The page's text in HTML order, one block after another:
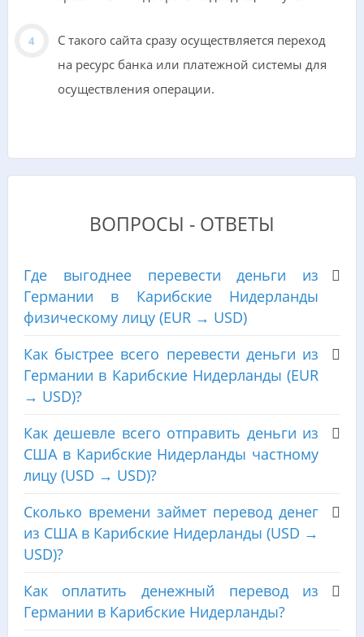
С такого сайта сразу осуществляется переход
на ресурс банка или платежной системы для
осуществления операции.
ВОПРОСЫ - ОТВЕТЫ
Где выгоднее перевести деньги из
Германии в Карибские Нидерланды
физическому лицу (EUR → USD)
Как быстрее всего перевести деньги из
Германии в Карибские Нидерланды (EUR
→ USD)?
Как дешевле всего отправить деньги из
США в Карибские Нидерланды частному
лицу (USD → USD)?
Сколько времени займет перевод денег
из США в Карибские Нидерланды (USD →
USD)?
Как оплатить денежный перевод из
Германии в Карибские Нидерланды?